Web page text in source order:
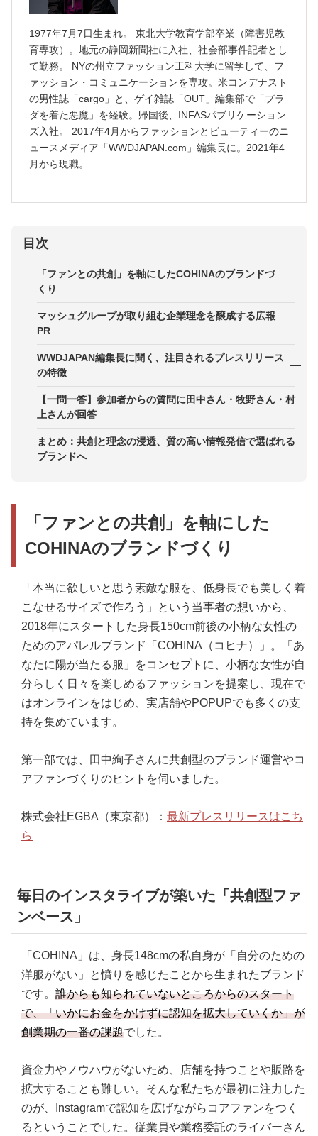
1977年7月7日生まれ。 東北大学教育学部卒業（障害児教
育専攻）。地元の静岡新聞社に入社、社会部事件記者とし
て勤務。 NYの州立ファッション工科大学に留学して、フ
ァッション・コミュニケーションを専攻。米コンデナスト
の男性誌「cargo」と、ゲイ雑誌「OUT」編集部で「プラ
ダを着た悪魔」を経験。帰国後、INFASパブリケーション
ズ入社。 2017年4月からファッションとビューティーのニ
ュースメディア「WWDJAPAN.com」編集長に。2021年4
月から現職。
目次
「ファンとの共創」を軸にしたCOHINAのブランドづ
くり
毎日のインスタライブが築いた「共創型ファンベー
「ひとりじゃない」と実感できる実店舗をオープン
マッシュグループが取り組む企業理念を醸成する広報
PR
社内での反発が「企業理念の伝え方」を見直す好機
に
社内に理念浸透させた4つの行動
社内外の点をつなぎ、熱量を循環させる
WWDJAPAN編集長に聞く、注目されるプレスリリース
の特徴
スマホ時代の編集者に刺さるメールの件名設計
識
【一問一答】参加者からの質問に田中さん・牧野さん・村
上さんが回答
まとめ：共創と理念の浸透、質の高い情報発信で選ばれる
ブランドへ
「ファンとの共創」を軸にした
COHINAのブランドづくり
「本当に欲しいと思う素敵な服を、低身長でも美しく着
こなせるサイズで作ろう」という当事者の想いから、
2018年にスタートした身長150cm前後の小柄な女性の
ためのアパレルブランド「COHINA（コヒナ）」。「あ
なたに陽が当たる服」をコンセプトに、小柄な女性が自
分らしく日々を楽しめるファッションを提案し、現在で
はオンラインをはじめ、実店舗やPOPUPでも多くの支
持を集めています。
第一部では、田中絢子さんに共創型のブランド運営やコ
アファンづくりのヒントを伺いました。
株式会社EGBA（東京都）： 最新プレスリリースはこち
ら
毎日のインスタライブが築いた「共創型ファ
ンベース」
「COHINA」は、身長148cmの私自身が「自分のための
洋服がない」と憤りを感じたことから生まれたブランド
です。 誰からも知られていないところからのスタート
で、「いかにお金をかけずに認知を拡大していくか」が
創業期の一番の課題でした。
資金力やノウハウがないため、店舗を持つことや販路を
拡大することも難しい。そんな私たちが最初に注力した
のが、Instagramで認知を広げながらコアファンをつく
るということでした。従業員や業務委託のライバーさん